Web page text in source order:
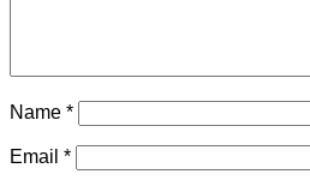
Name *
Email *